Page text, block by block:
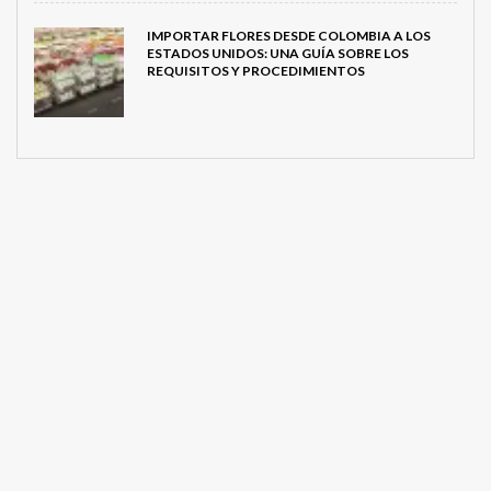
IMPORTAR FLORES DESDE COLOMBIA A LOS
ESTADOS UNIDOS: UNA GUÍA SOBRE LOS
REQUISITOS Y PROCEDIMIENTOS